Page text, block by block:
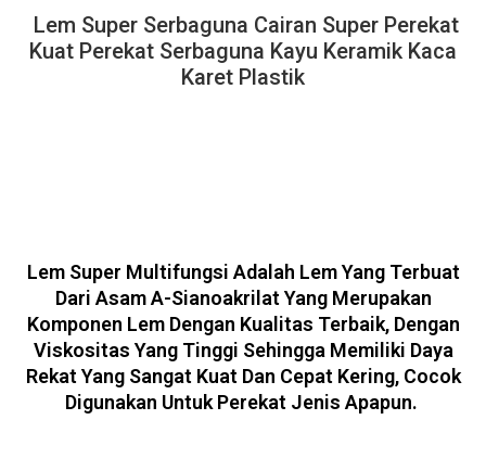
Lem Super Serbaguna Cairan Super Perekat
Kuat Perekat Serbaguna Kayu Keramik Kaca
Karet Plastik
Lem Super Multifungsi Adalah Lem Yang Terbuat
Dari Asam A-Sianoakrilat Yang Merupakan
Komponen Lem Dengan Kualitas Terbaik, Dengan
Viskositas Yang Tinggi Sehingga Memiliki Daya
Rekat Yang Sangat Kuat Dan Cepat Kering, Cocok
Digunakan Untuk Perekat Jenis Apapun.